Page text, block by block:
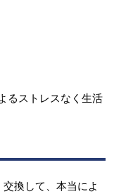
るストレスなく生活
換して、本当によ